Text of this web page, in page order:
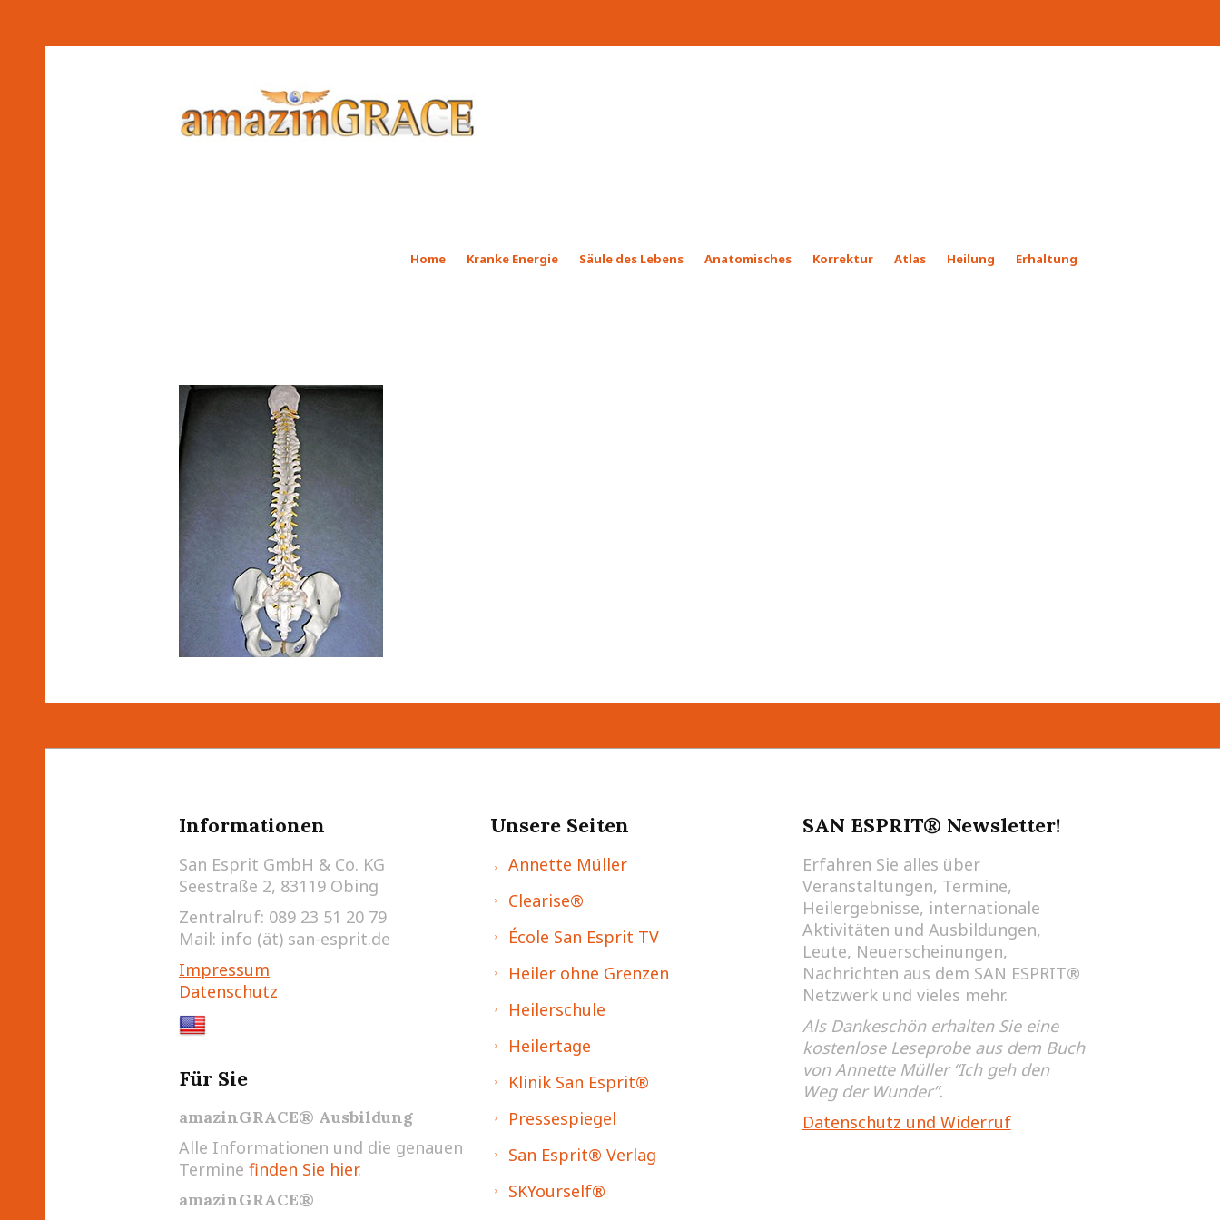
Home Kranke Energie Säule des Lebens Anatomisches Korrektur Atlas Heilung Erhaltung
Informationen
San Esprit GmbH & Co. KG
Seestraße 2, 83119 Obing
Zentralruf: 089 23 51 20 79
Mail: info (ät) san-esprit.de
Impressum
Datenschutz
Für Sie
amazinGRACE® Ausbildung
Alle Informationen und die genauen
Termine finden Sie hier.
amazinGRACE®
Unsere Seiten
Annette Müller
Clearise®
École San Esprit TV
Heiler ohne Grenzen
Heilerschule
Heilertage
Klinik San Esprit®
Pressespiegel
San Esprit® Verlag
SKYourself®
SAN ESPRIT® Newsletter!
Erfahren Sie alles über
Veranstaltungen, Termine,
Heilergebnisse, internationale
Aktivitäten und Ausbildungen,
Leute, Neuerscheinungen,
Nachrichten aus dem SAN ESPRIT®
Netzwerk und vieles mehr.
Als Dankeschön erhalten Sie eine
kostenlose Leseprobe aus dem Buch
von Annette Müller “Ich geh den
Weg der Wunder”.
Datenschutz und Widerruf